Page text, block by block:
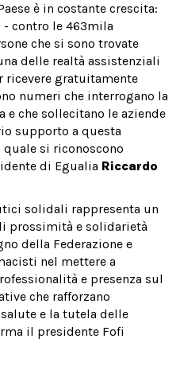
è in costante crescita:
contro le 463mila
che si sono trovate
delle realtà assistenziali
ricevere gratuitamente
numeri che interrogano la
e che sollecitano le aziende
supporto a questa
si riconoscono
di Egualia Riccardo
solidali rappresenta un
prossimità e solidarietà
della Federazione e
nel mettere a
e presenza sul
che rafforzano
e la tutela delle
il presidente Fofi